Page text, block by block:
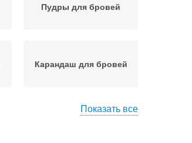
Пудры для бровей
Карандаш для бровей
Показать все